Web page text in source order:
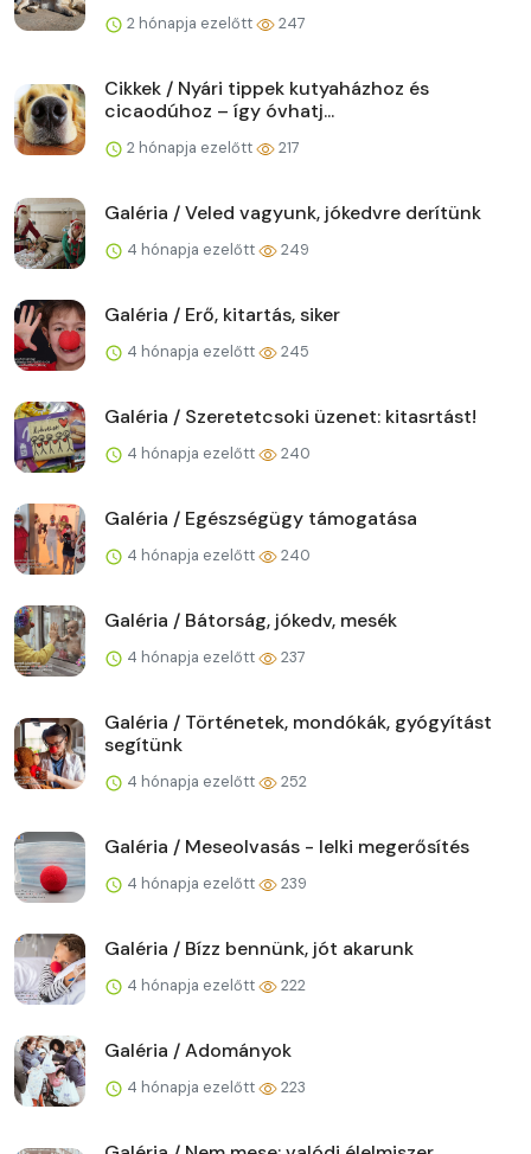
2 hónapja ezelőtt 247
Cikkek / Nyári tippek kutyaházhoz és
cicaodúhoz – így óvhatj...
2 hónapja ezelőtt 217
Galéria / Veled vagyunk, jókedvre derítünk
4 hónapja ezelőtt 249
Galéria / Erő, kitartás, siker
4 hónapja ezelőtt 245
Galéria / Szeretetcsoki üzenet: kitasrtást!
4 hónapja ezelőtt 240
Galéria / Egészségügy támogatása
4 hónapja ezelőtt 240
Galéria / Bátorság, jókedv, mesék
4 hónapja ezelőtt 237
Galéria / Történetek, mondókák, gyógyítást
segítünk
4 hónapja ezelőtt 252
Galéria / Meseolvasás - lelki megerősítés
4 hónapja ezelőtt 239
Galéria / Bízz bennünk, jót akarunk
4 hónapja ezelőtt 222
Galéria / Adományok
4 hónapja ezelőtt 223